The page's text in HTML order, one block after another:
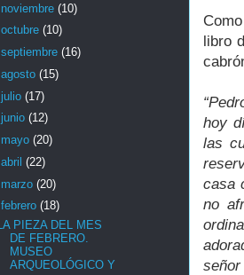
libro
hoy
las
casa
no
noviembre (10)
octubre (10)
septiembre (16)
agosto (15)
julio (17)
junio (12)
mayo (20)
abril (22)
marzo (20)
febrero (18)
LA PIEZA DEL MES
DE FEBRERO.
MUSEO
ARQUEOLÓGICO Y